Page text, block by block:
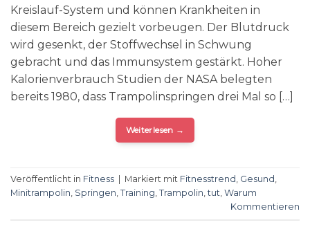
Kreislauf-System und können Krankheiten in
diesem Bereich gezielt vorbeugen. Der Blutdruck
wird gesenkt, der Stoffwechsel in Schwung
gebracht und das Immunsystem gestärkt. Hoher
Kalorienverbrauch Studien der NASA belegten
bereits 1980, dass Trampolinspringen drei Mal so […]
Weiterlesen →
Veröffentlicht in Fitness Markiert mit Fitnesstrend Gesund
Minitrampolin Springen Training Trampolin ,tut Warum
Kommentieren